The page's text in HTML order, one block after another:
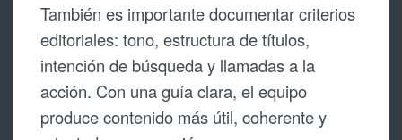
También es importante documentar criterios
editoriales: tono, estructura de títulos,
intención de búsqueda y llamadas a la
acción. Con una guía clara, el equipo
produce contenido más útil, coherente y